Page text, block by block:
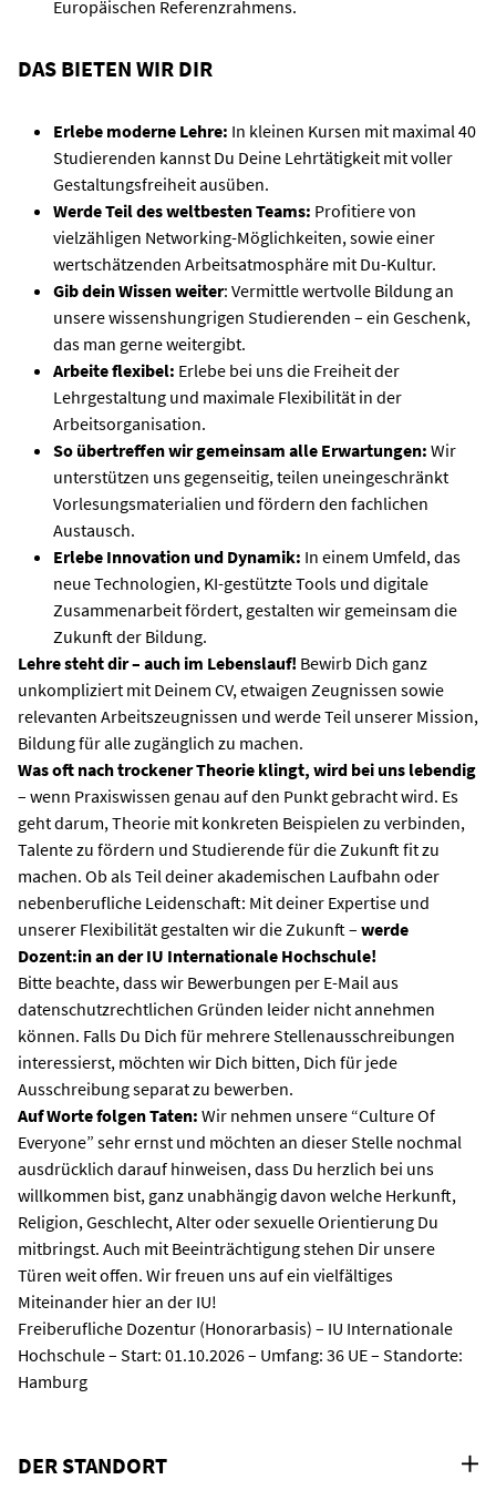
Europäischen Referenzrahmens.
DAS BIETEN WIR DIR
Erlebe moderne Lehre: In kleinen Kursen mit maximal 40
Studierenden kannst Du Deine Lehrtätigkeit mit voller
Gestaltungsfreiheit ausüben.
Werde Teil des weltbesten Teams: Profitiere von
vielzähligen Networking-Möglichkeiten, sowie einer
wertschätzenden Arbeitsatmosphäre mit Du-Kultur.
Gib dein Wissen weiter: Vermittle wertvolle Bildung an
unsere wissenshungrigen Studierenden – ein Geschenk,
das man gerne weitergibt.
Arbeite flexibel: Erlebe bei uns die Freiheit der
Lehrgestaltung und maximale Flexibilität in der
Arbeitsorganisation.
So übertreffen wir gemeinsam alle Erwartungen: Wir
unterstützen uns gegenseitig, teilen uneingeschränkt
Vorlesungsmaterialien und fördern den fachlichen
Austausch.
Erlebe Innovation und Dynamik: In einem Umfeld, das
neue Technologien, KI-gestützte Tools und digitale
Zusammenarbeit fördert, gestalten wir gemeinsam die
Zukunft der Bildung.
Lehre steht dir – auch im Lebenslauf! Bewirb Dich ganz
unkompliziert mit Deinem CV, etwaigen Zeugnissen sowie
relevanten Arbeitszeugnissen und werde Teil unserer Mission,
Bildung für alle zugänglich zu machen.
Was oft nach trockener Theorie klingt, wird bei uns lebendig
– wenn Praxiswissen genau auf den Punkt gebracht wird. Es
geht darum, Theorie mit konkreten Beispielen zu verbinden,
Talente zu fördern und Studierende für die Zukunft fit zu
machen. Ob als Teil deiner akademischen Laufbahn oder
nebenberufliche Leidenschaft: Mit deiner Expertise und
unserer Flexibilität gestalten wir die Zukunft – werde
Dozent:in an der IU Internationale Hochschule!
Bitte beachte, dass wir Bewerbungen per E-Mail aus
datenschutzrechtlichen Gründen leider nicht annehmen
können. Falls Du Dich für mehrere Stellenausschreibungen
interessierst, möchten wir Dich bitten, Dich für jede
Ausschreibung separat zu bewerben.
Auf Worte folgen Taten: Wir nehmen unsere “Culture Of
Everyone” sehr ernst und möchten an dieser Stelle nochmal
ausdrücklich darauf hinweisen, dass Du herzlich bei uns
willkommen bist, ganz unabhängig davon welche Herkunft,
Religion, Geschlecht, Alter oder sexuelle Orientierung Du
mitbringst. Auch mit Beeinträchtigung stehen Dir unsere
Türen weit offen. Wir freuen uns auf ein vielfältiges
Miteinander hier an der IU!
Freiberufliche Dozentur (Honorarbasis) – IU Internationale
Hochschule – Start: 01.10.2026 – Umfang: 36 UE – Standorte:
Hamburg
DER STANDORT